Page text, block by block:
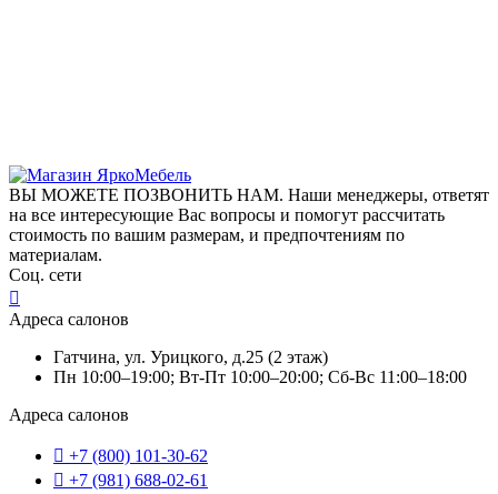
ВЫ МОЖЕТЕ ПОЗВОНИТЬ НАМ. Наши менеджеры, ответят
на все интересующие Вас вопросы и помогут рассчитать
стоимость по вашим размерам, и предпочтениям по
материалам.
Соц. сети
Адреса салонов
Гатчина, ул. Урицкого, д.25 (2 этаж)
Пн 10:00–19:00; Вт-Пт 10:00–20:00; Сб-Вс 11:00–18:00
Адреса салонов
+7 (800) 101-30-62
+7 (981) 688-02-61